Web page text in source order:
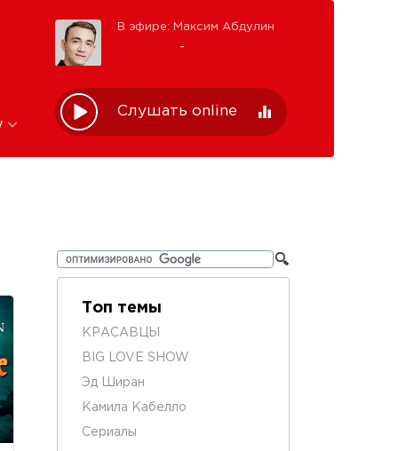
В эфире: Максим Абдулин
Слушать online
Топ темы
КРАСАВЦЫ
BIG LOVE SHOW
Эд Ширан
Камила Кабелло
Сериалы